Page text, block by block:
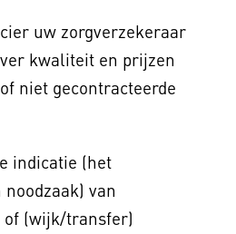
uw zorgverzekeraar
kwaliteit en prijzen
niet gecontracteerde
indicatie (het
van
of (wijk/transfer)